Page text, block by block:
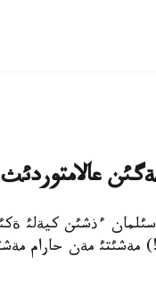
ءذشئن كيةلئ
مةن حارام